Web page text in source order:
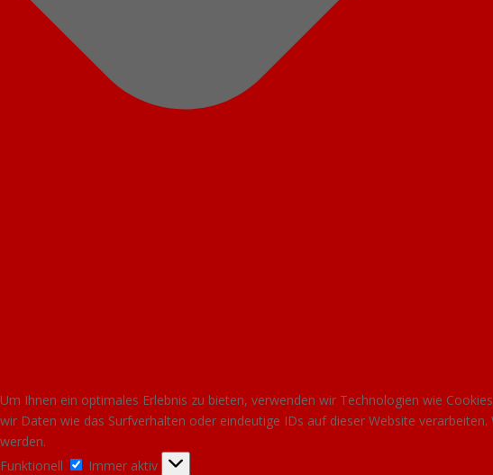
Um Ihnen ein optimales Erlebnis zu bieten, verwenden wir Technologien wie
wir Daten wie das Surfverhalten oder eindeutige IDs auf dieser Website
werden.
Funktionell
Funktionell
Immer aktiv